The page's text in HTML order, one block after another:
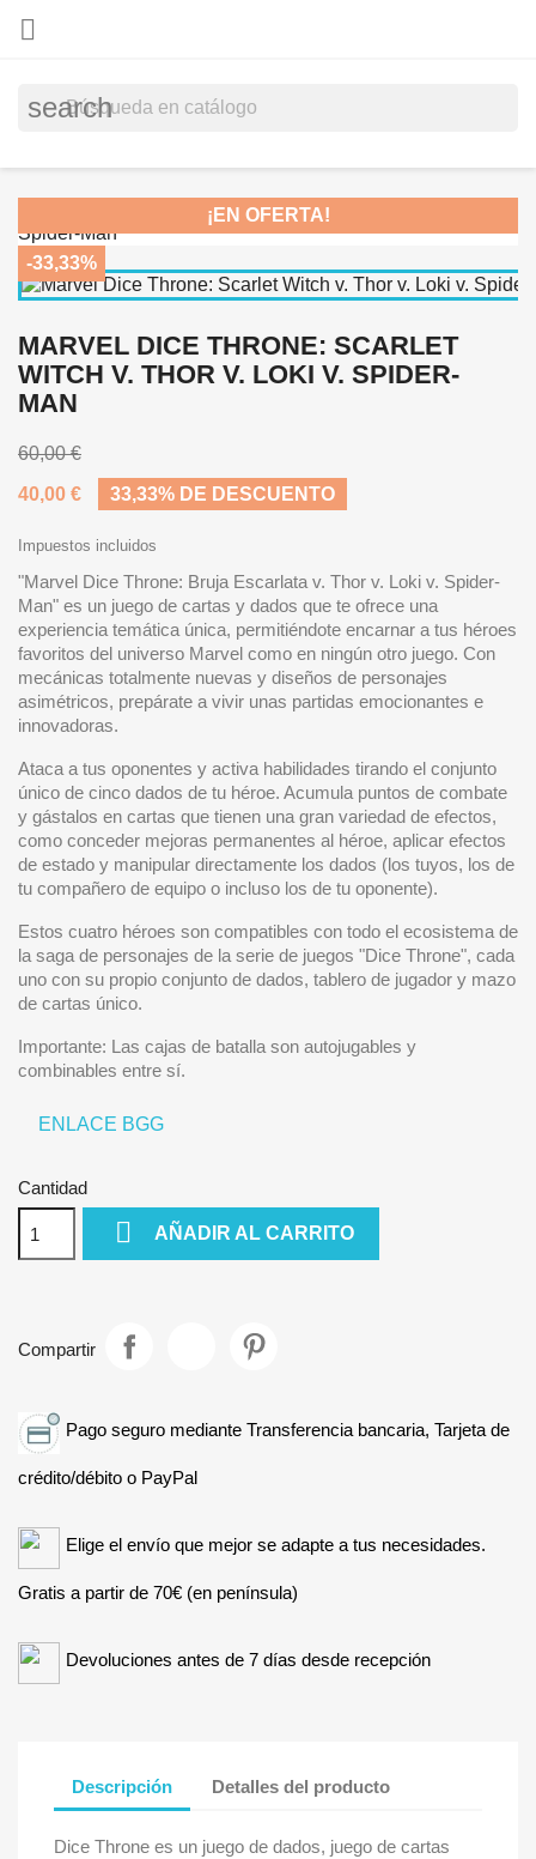

search
¡EN OFERTA!
-33,33%
MARVEL DICE THRONE: SCARLET
WITCH V. THOR V. LOKI V. SPIDER-
MAN
60,00 €
40,00 €
33,33% DE DESCUENTO
Impuestos incluidos
"Marvel Dice Throne: Bruja Escarlata v. Thor v. Loki v. Spider-
Man" es un juego de cartas y dados que te ofrece una
experiencia temática única, permitiéndote encarnar a tus héroes
favoritos del universo Marvel como en ningún otro juego. Con
mecánicas totalmente nuevas y diseños de personajes
asimétricos, prepárate a vivir unas partidas emocionantes e
innovadoras.
Ataca a tus oponentes y activa habilidades tirando el conjunto
único de cinco dados de tu héroe. Acumula puntos de combate
y gástalos en cartas que tienen una gran variedad de efectos,
como conceder mejoras permanentes al héroe, aplicar efectos
de estado y manipular directamente los dados (los tuyos, los de
tu compañero de equipo o incluso los de tu oponente).
Estos cuatro héroes son compatibles con todo el ecosistema de
la saga de personajes de la serie de juegos "Dice Throne", cada
uno con su propio conjunto de dados, tablero de jugador y mazo
de cartas único.
Importante: Las cajas de batalla son autojugables y
combinables entre sí.
ENLACE BGG
Cantidad
 AÑADIR AL CARRITO
Compartir
Pago seguro mediante Transferencia bancaria, Tarjeta de
crédito/débito o PayPal
Elige el envío que mejor se adapte a tus necesidades.
Gratis a partir de 70€ (en península)
Devoluciones antes de 7 días desde recepción
Descripción Detalles del producto
Dice Throne es un juego de dados, juego de cartas